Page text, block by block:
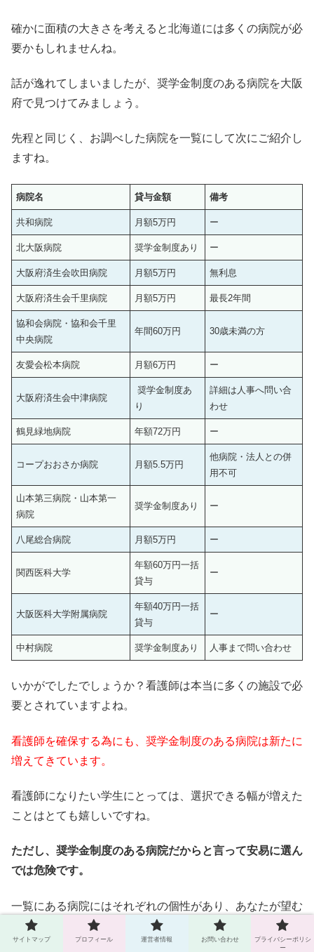
確かに面積の大きさを考えると北海道には多くの病院が必
要かもしれませんね。
話が逸れてしまいましたが、奨学金制度のある病院を大阪
府で見つけてみましょう。
先程と同じく、お調べした病院を一覧にして次にご紹介し
ますね。
病院名 貸与金額 備考
共和病院 月額5万円 ー
北大阪病院 奨学金制度あり ー
大阪府済生会吹田病院 月額5万円 無利息
大阪府済生会千里病院 月額5万円 最長2年間
協和会病院・協和会千里
中央病院
年間60万円 30歳未満の方
友愛会松本病院 月額6万円 ー
大阪府済生会中津病院
奨学金制度あ
り
詳細は人事へ問い合
わせ
鶴見緑地病院 年額72万円 ー
コープおおさか病院 月額5.5万円
他病院・法人との併
用不可
山本第三病院・山本第一
病院
奨学金制度あり ー
八尾総合病院 月額5万円 ー
関西医科大学
年額60万円一括
貸与
ー
大阪医科大学附属病院
年額40万円一括
貸与
ー
中村病院 奨学金制度あり 人事まで問い合わせ
いかがでしたでしょうか？看護師は本当に多くの施設で必
要とされていますよね。
看護師を確保する為にも、奨学金制度のある病院は新たに
増えてきています。
看護師になりたい学生にとっては、選択できる幅が増えた
ことはとても嬉しいですね。
ただし、奨学金制度のある病院だからと言って安易に選ん
では危険です。
一覧にある病院にはそれぞれの個性があり、あなたが望む
勤務体制かどうかは病院によって違います。
サイトマップ プロフィール 運営者情報 お問い合わせ
プライバシーポリシ
ー